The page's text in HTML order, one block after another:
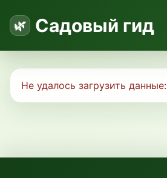
Садовый гид
Не удалось загрузить данные: